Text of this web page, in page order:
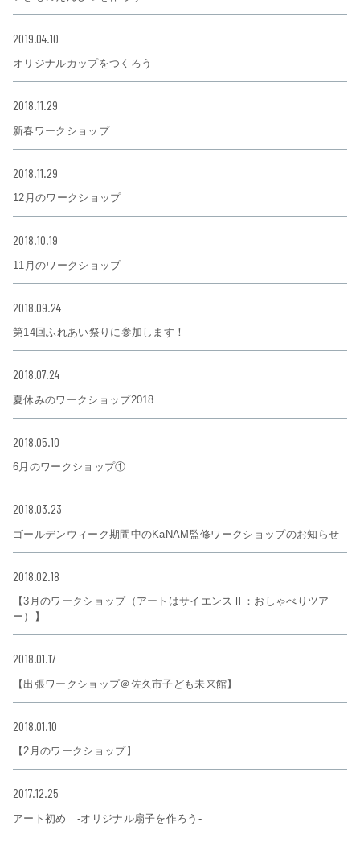
2019.04.10
オリジナルカップをつくろう
2018.11.29
新春ワークショップ
2018.11.29
12月のワークショップ
2018.10.19
11月のワークショップ
2018.09.24
第14回ふれあい祭りに参加します！
2018.07.24
夏休みのワークショップ2018
2018.05.10
6月のワークショップ①
2018.03.23
ゴールデンウィーク期間中のKaNAM監修ワークショップのお知らせ
2018.02.18
【3月のワークショップ（アートはサイエンスⅡ：おしゃべりツア
ー）】
2018.01.17
【出張ワークショップ＠佐久市子ども未来館】
2018.01.10
【2月のワークショップ】
2017.12.25
アート初め ‐オリジナル扇子を作ろう‐